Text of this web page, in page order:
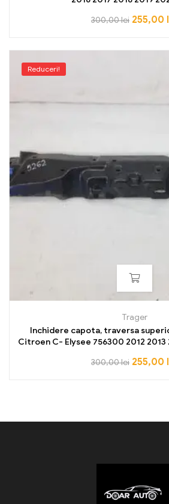
300,00lei 255,00
Reduceri!
Trager
Inchidere capota, traversa
Citroen C- Elysee 756300 2012 2013
300,00lei 255,00